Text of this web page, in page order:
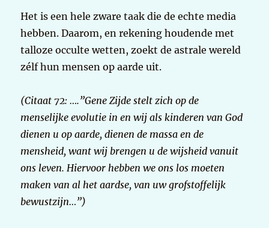
Het is een hele zware taak die de echte media
hebben. Daarom, en rekening houdende met
talloze occulte wetten, zoekt de astrale wereld
zélf hun mensen op aarde uit.
(Citaat 72: ….”Gene Zijde stelt zich op de
menselijke evolutie in en wij als kinderen van God
dienen u op aarde, dienen de massa en de
mensheid, want wij brengen u de wijsheid vanuit
ons leven. Hiervoor hebben we ons los moeten
maken van al het aardse, van uw grofstoffelijk
bewustzijn…”)